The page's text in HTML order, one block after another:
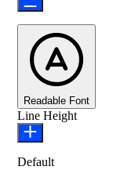
Readable Font
Line Height
Default